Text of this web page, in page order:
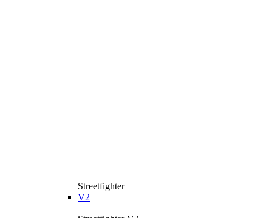
Streetfighter
V2